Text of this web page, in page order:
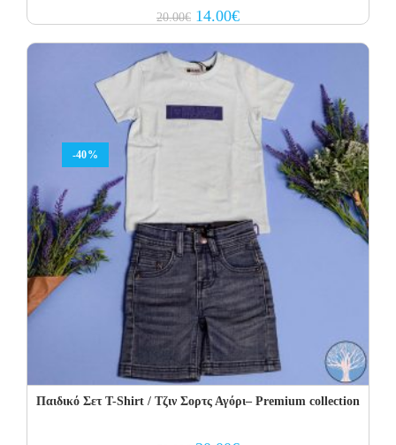
20.00€ Original
price
20.00€.
14.00€Current
price
-40%
Παιδικό Σετ T-Shirt / Τζιν Σορτς Αγόρι– Premium collection